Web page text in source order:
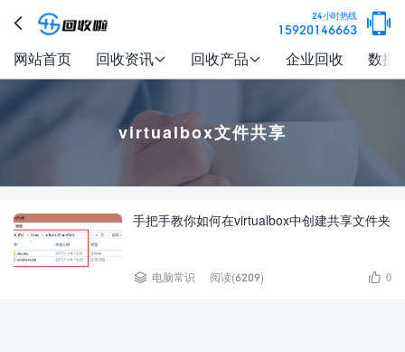
 24小时热线
15920146663 
网站首页 回收资讯 回收产品 企业回收 数据
virtualbox文件共享
手把手教你如何在virtualbox中创建共享文件夹
 电脑常识 阅读(6209)  0